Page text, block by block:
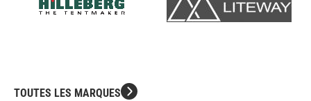
TOUTES LES MARQUES